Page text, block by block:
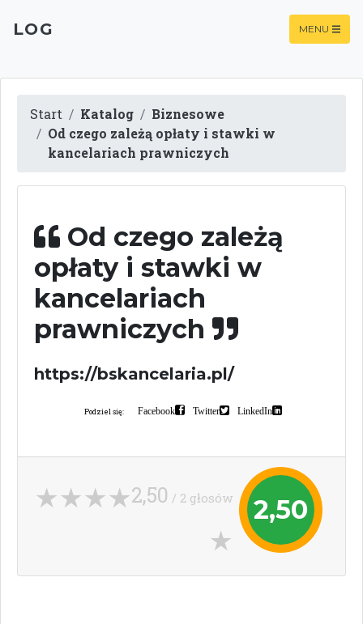
LOG MENU
Start Katalog
Biznesowe
Od czego zależą opłaty i stawki w
kancelariach prawniczych
Od czego zależą
opłaty i stawki w
kancelariach
prawniczych
https://bskancelaria.pl/
Podziel się: Facebook Twitter LinkedIn
2,50
2,50 / 2 głosów